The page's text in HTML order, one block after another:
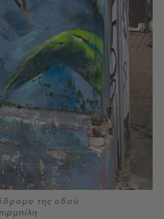
της οδού